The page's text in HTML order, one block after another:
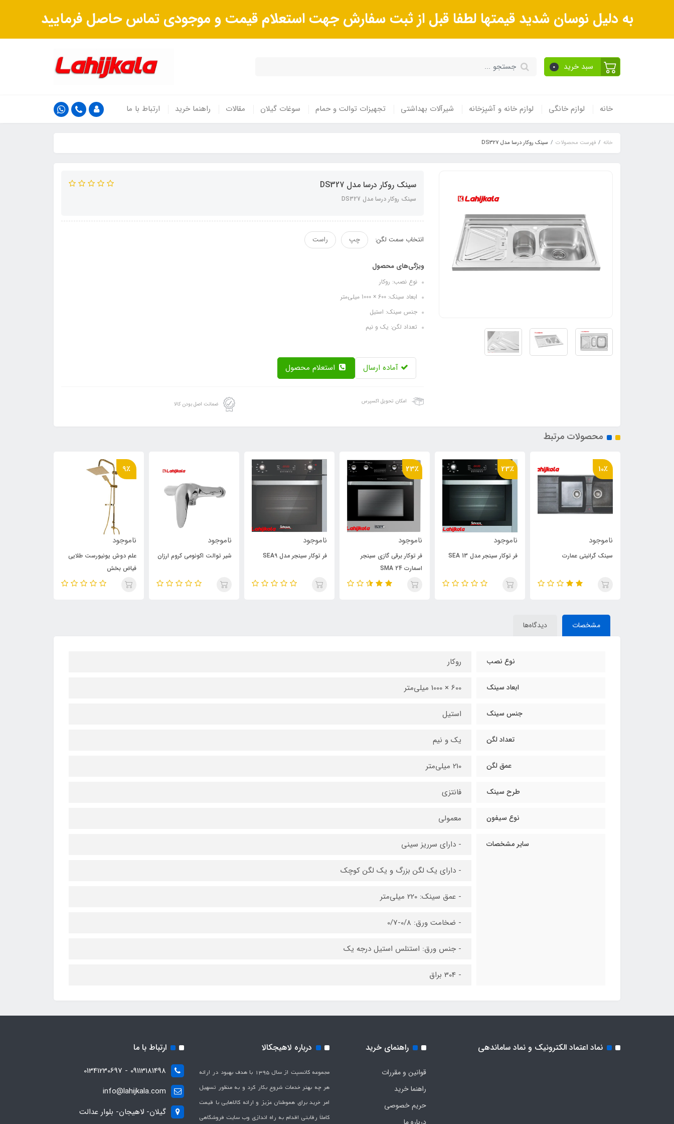
به دلیل نوسان شدید قیمتها لطفا قبل از ثبت سفارش جهت استعلام قیمت و موجودی تماس حاصل فرمایید
سبد خرید 0
خانه لوازم خانگی لوازم خانه و آشپزخانه شیرآلات بهداشتی تجهیزات توالت و حمام سوغات گیلان مقالات راهنما خرید ارتباط با ما
خانه فهرست محصولات سینک روکار درسا مدل DS327
سینک روکار درسا مدل DS327
سینک روکار درسا مدل DS327
انتخاب سمت لگن: چپ راست
ویژگی‌های محصول
نوع نصب: روکار
ابعاد سینک: 600 × 1000 میلی‌متر
جنس سینک: استیل
تعداد لگن: یک و نیم
آماده ارسال
امکان تحویل اکسپرس ضمانت اصل بودن کالا
محصولات مرتبط
10٪
ناموجود
سینک گرانیتی عمارت
23٪
ناموجود
فر توکار سینجر مدل SEA 13
23٪
ناموجود
فر توکار برقی گازی سینجر
اسمارت SMA 24
ناموجود
فر توکار سینجر مدل SEA9
ناموجود
شیر توالت اکونومی کروم ارزان
9٪
ناموجود
علم دوش یونیورست طلایی
فیاض بخش
مشخصات دیدگاه‌ها
نوع نصب روکار
ابعاد سینک 600 × 1000 میلی‌متر
جنس سینک استیل
تعداد لگن یک و نیم
عمق لگن 210 میلی‌متر
طرح سینک فانتزی
نوع سیفون معمولی
سایر مشخصات - دارای سرریز سینی
- دارای یک لگن بزرگ و یک لگن کوچک
- عمق سینک: 220 میلی‌متر
- ضخامت ورق: 0/8-0/7
- جنس ورق: استنلس استیل درجه یک
- 304 براق
نماد اعتماد الکترونیک و نماد ساماندهی راهنمای خرید
قوانین و مقررات
راهنما خرید
حریم خصوصی
درباره لاهیجکالا
مجموعه کانسپت از سال 1395 با هدف بهبود در ارائه
هر چه بهتر خدمات شروع بکار کرد و به منظور تسهیل
امر خرید برای هموطنان عزیز و ارائه کالاهایی با قیمت
کاملاَ رقابتی اقدام به راه اندازی وب سایت فروشگاهی
ارتباط با ما
09113181498 - 01341230697
info@lahijkala.com
گیلان- لاهیجان- بلوار عدالت